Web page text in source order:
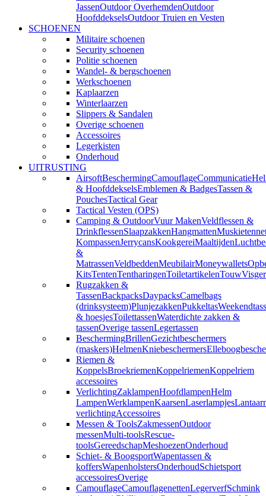
JassenOutdoor OverhemdenOutdoor
HoofddekselsOutdoor Truien en Vesten
SCHOENEN
Militaire schoenen
Security schoenen
Politie schoenen
Wandel- & bergschoenen
Werkschoenen
Kaplaarzen
Winterlaarzen
Slippers & Sandalen
Overige schoenen
Accessoires
Legerkisten
Onderhoud
UITRUSTING
AirsoftBeschermingCamouflageCommunicatie
& HoofddekselsEmblemen & BadgesTassen &
PouchesTactical Gear
Tactical Vesten (OPS)
Camping & OutdoorVuur MakenVeldflessen &
DrinkflessenSlaapzakkenHangmatten
KompassenJerrycansKookgereiMaaltijden
&
MatrassenVeldbeddenMeubilairMoneywallets
KitsTentenTentharingenToiletartikelenTouw
Rugzakken &
TassenBackpacksDaypacksCamelbags
(drinksysteem)PlunjezakkenPukkeltas
& hoesjesToilettassenWaterdichte zakken &
tassenOverige tassenLegertassen
BeschermingBrillenGezichtbeschermers
(maskers)HelmenKniebeschermers
Riemen &
KoppelsBroekriemenKoppelriemenKoppelriem
accessoires
VerlichtingZaklampenHoofdlampenHelm
LampenWerklampenKaarsenLaserlampjes
verlichtingAccessoires
Messen & ToolsZakmessenOutdoor
messenMulti-toolsRescue-
toolsGereedschapMeshoezenOnderhoud
Schiet- & BoogsportWapentassen &
koffersWapenholstersOnderhoudSchietsport
accessoiresOverige
CamouflageCamouflagenettenLegerverfSchmink